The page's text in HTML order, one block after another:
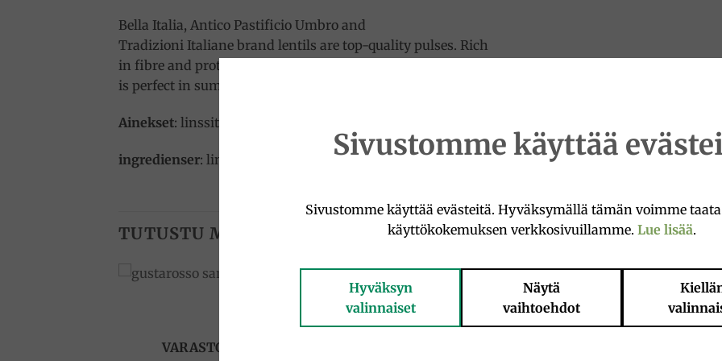
Bella Italia, Antico Pastificio Umbro and
Tradizioni Italiane brand lentils are top-quality pulses. Rich
in fibre and protein, this traditional Italian ingredient
is perfect in summer salads or delicious winter soups.
Ainekset: linssit
ingredienser: linser
TUTUSTU MYÖS
VARASTO LOPPU
Add to
Add
Sivustomme käyttää
Sivustomme käyttää evästeitä. Hyväksymällä tämän voimme
käyttökokemuksen verkkosivuillamme. Lue lisää.
Hyväksyn
valinnaiset
Näytä
vaihtoehdot